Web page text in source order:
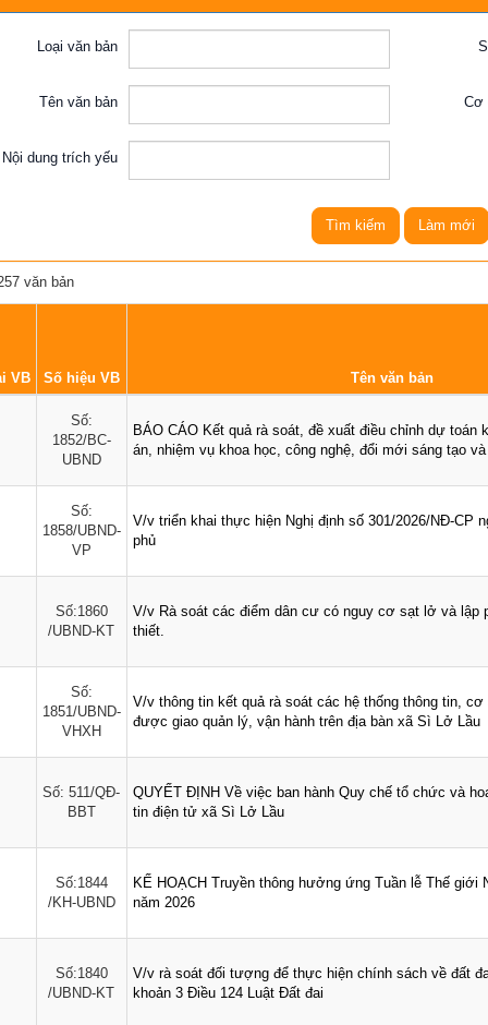
Người tốt , việc tốt
Hoạt động của HĐND xã
Người tốt - việc tốt
Cải cách hành chính
Chương trình công tác, giấy mời
Lịch tiếp công dân
Loại văn bản
Tên văn bản Cơ
Nội dung trích yếu
Tìm kiếm Làm mới
văn bản
VB Số hiệu VB Tên văn bản
Số:
1852/BC-
UBND
BÁO CÁO Kết quả rà soát, đề xuất điều chỉnh dự toán
án, nhiệm vụ khoa học, công nghệ, đổi mới sáng tạo
Số:
1858/UBND-
VP
V/v triển khai thực hiện Nghị định số 301/2026/NĐ-CP
phủ
Số:1860
/UBND-KT
V/v Rà soát các điểm dân cư có nguy cơ sạt lở và lập
thiết.
Số:
1851/UBND-
VHXH
V/v thông tin kết quả rà soát các hệ thống thông tin,
được giao quản lý, vận hành trên địa bàn xã Sì Lở Lầu
Số: 511/QĐ-
BBT
QUYẾT ĐỊNH Về việc ban hành Quy chế tổ chức và
tin điện tử xã Sì Lở Lầu
Số:1844
/KH-UBND
KẾ HOẠCH Truyền thông hưởng ứng Tuần lễ Thế giới
năm 2026
Số:1840
/UBND-KT
V/v rà soát đối tượng để thực hiện chính sách về đất
khoản 3 Điều 124 Luật Đất đai